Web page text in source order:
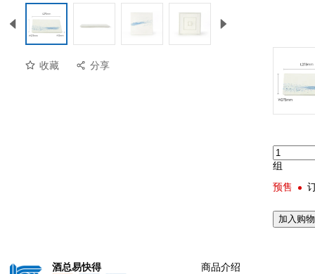
收藏 分享
组
预售
加入购
酒总易快得
商品介绍